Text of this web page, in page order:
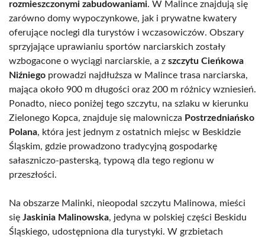
rozmieszczonymi zabudowaniami. W Malince znajdują się
zarówno domy wypoczynkowe, jak i prywatne kwatery
oferujące noclegi dla turystów i wczasowiczów. Obszary
sprzyjające uprawianiu sportów narciarskich zostały
wzbogacone o wyciągi narciarskie, a z szczytu Cieńkowa
Niźniego prowadzi najdłuższa w Malince trasa narciarska,
mająca około 900 m długości oraz 200 m różnicy wzniesień.
Ponadto, nieco poniżej tego szczytu, na szlaku w kierunku
Zielonego Kopca, znajduje się malownicza Postrzedniańsko
Polana, która jest jednym z ostatnich miejsc w Beskidzie
Śląskim, gdzie prowadzono tradycyjną gospodarkę
sałaszniczo-pasterską, typową dla tego regionu w
przeszłości.
Na obszarze Malinki, nieopodal szczytu Malinowa, mieści
się Jaskinia Malinowska, jedyna w polskiej części Beskidu
Śląskiego, udostępniona dla turystyki. W grzbietach